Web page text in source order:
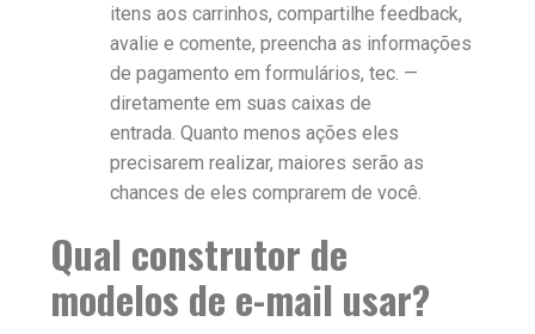
itens aos carrinhos, compartilhe feedback,
avalie e comente, preencha as informações
de pagamento em formulários, tec. —
diretamente em suas caixas de
entrada. Quanto menos ações eles
precisarem realizar, maiores serão as
chances de eles comprarem de você.
Qual construtor de
modelos de e-mail usar?